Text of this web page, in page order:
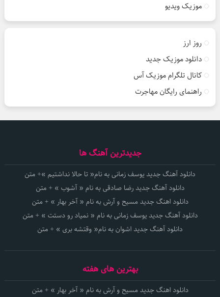
موزیک ویدیو
روز ارز
دانلود موزیک جدید
کانال تلگرام موزیک آس
راهنمای رایگان مهاجرت
جدیدترین آهنگ ها
دانلود آهنگ جدید یوسف زمانی به نام« تا حالا نداشتیم »+ متن
دانلود آهنگ جدید رضا صادقی به نام « آشوب » + متن
دانلود اهنگ جدید مسیح و آرش به نام « آخر بهار » + متن
دانلود آهنگ جدید یوسف زمانی به نام « نمیاد رو دستت » + متن
دانلود آهنگ جدید اشوان به نام« وقتشه بری » + متن
بهترین های هفته
دانلود اهنگ جدید مسیح و آرش به نام « آخر بهار » + متن